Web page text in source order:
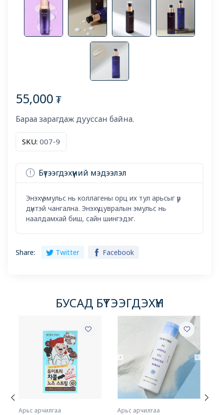
55,000 ₮
Бараа зарагдаж дууссан байна.
SKU: 007-9
Бүтээгдэхүүний мэдээлэл
Энэхүү эмульс нь коллагены орц их тул арьсыг үр
дүнтэй чангална. Энэхүү цувралын эмульс нь
наалдамхай биш, сайн шингэдэг.
Share: Twitter Facebook
БУСАД БҮТЭЭГДЭХҮҮН
Арьс арчилгаа Арьс арчилгаа